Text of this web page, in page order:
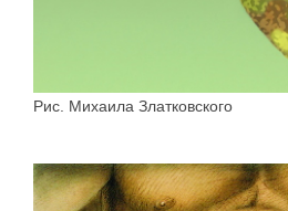
Рис. Михаила Златковского